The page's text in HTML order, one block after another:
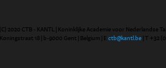
(C) 2020 CTB - KANTL | Koninklijke Academie voor Nederlandse
Koningstraat 18 | b-9000 Gent | Belgium | E ctb@kantl.be | T +32